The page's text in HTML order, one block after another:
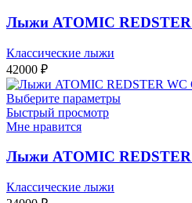
Лыжи ATOMIC
Классические лыжи
42000 ₽
Выберите параметры
Быстрый просмотр
Мне нравится
Лыжи ATOMIC
Классические лыжи